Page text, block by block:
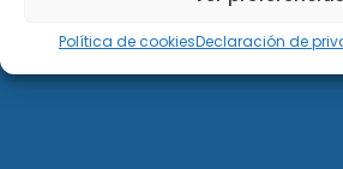
Política de cookiesDeclaración de